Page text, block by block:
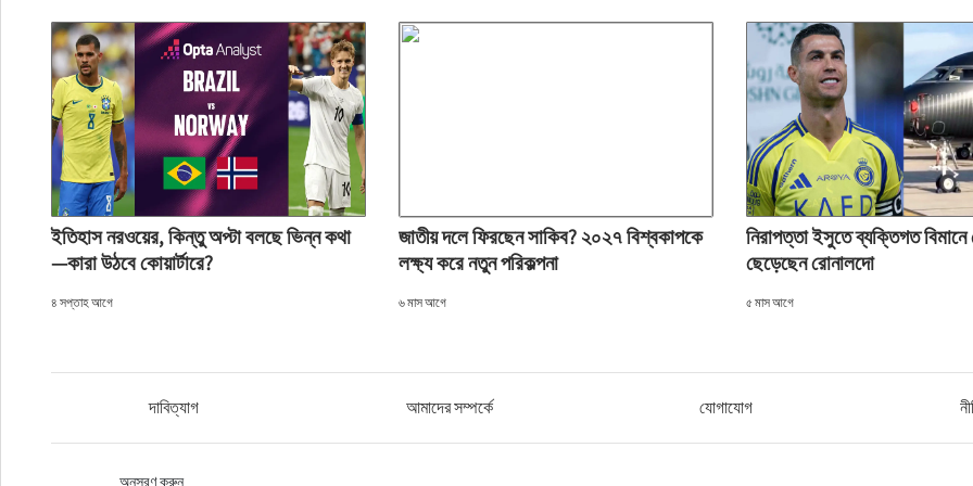
ইতিহাস নরওয়ের, কিন্তু অপ্টা বলছে ভিন্ন কথা
—কারা উঠবে কোয়ার্টারে?
৪ সপ্তাহ আগে
জাতীয় দলে ফিরছেন সাকিব? ২০২৭ বিশ্বকাপকে
লক্ষ্য করে নতুন পরিকল্পনা
৬ মাস আগে
নিরাপত্তা ইসুতে ব্যক্তিগত বিমানে
ছেড়েছেন রোনালদো
৫ মাস আগে
দাবিত্যাগ আমাদের সম্পর্কে যোগাযোগ
অনুসরণ করুন